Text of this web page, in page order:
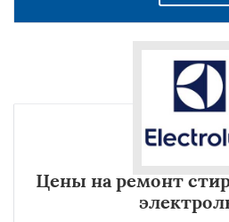
Цены на ремонт